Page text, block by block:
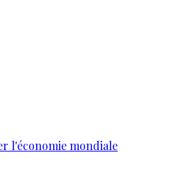
l'économie mondiale